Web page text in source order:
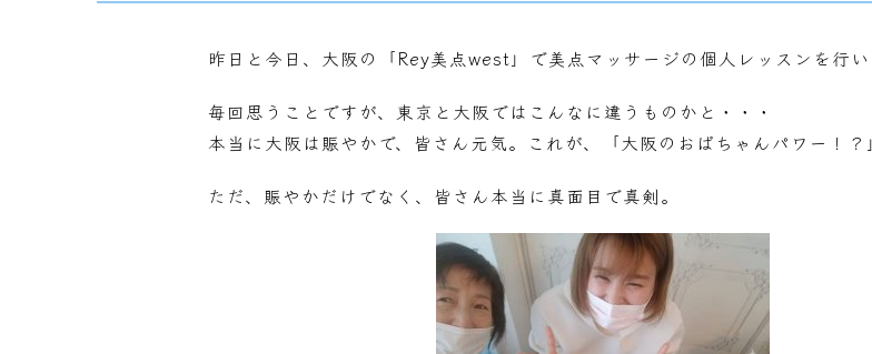
昨日と今日、大阪の「Rey美点west」で美点マッサージの個人レッスンを行い
毎回思うことですが、東京と大阪ではこんなに違うものかと・・・
本当に大阪は賑やかで、皆さん元気。これが、「大阪のおばちゃんパワー！？」
ただ、賑やかだけでなく、皆さん本当に真面目で真剣。